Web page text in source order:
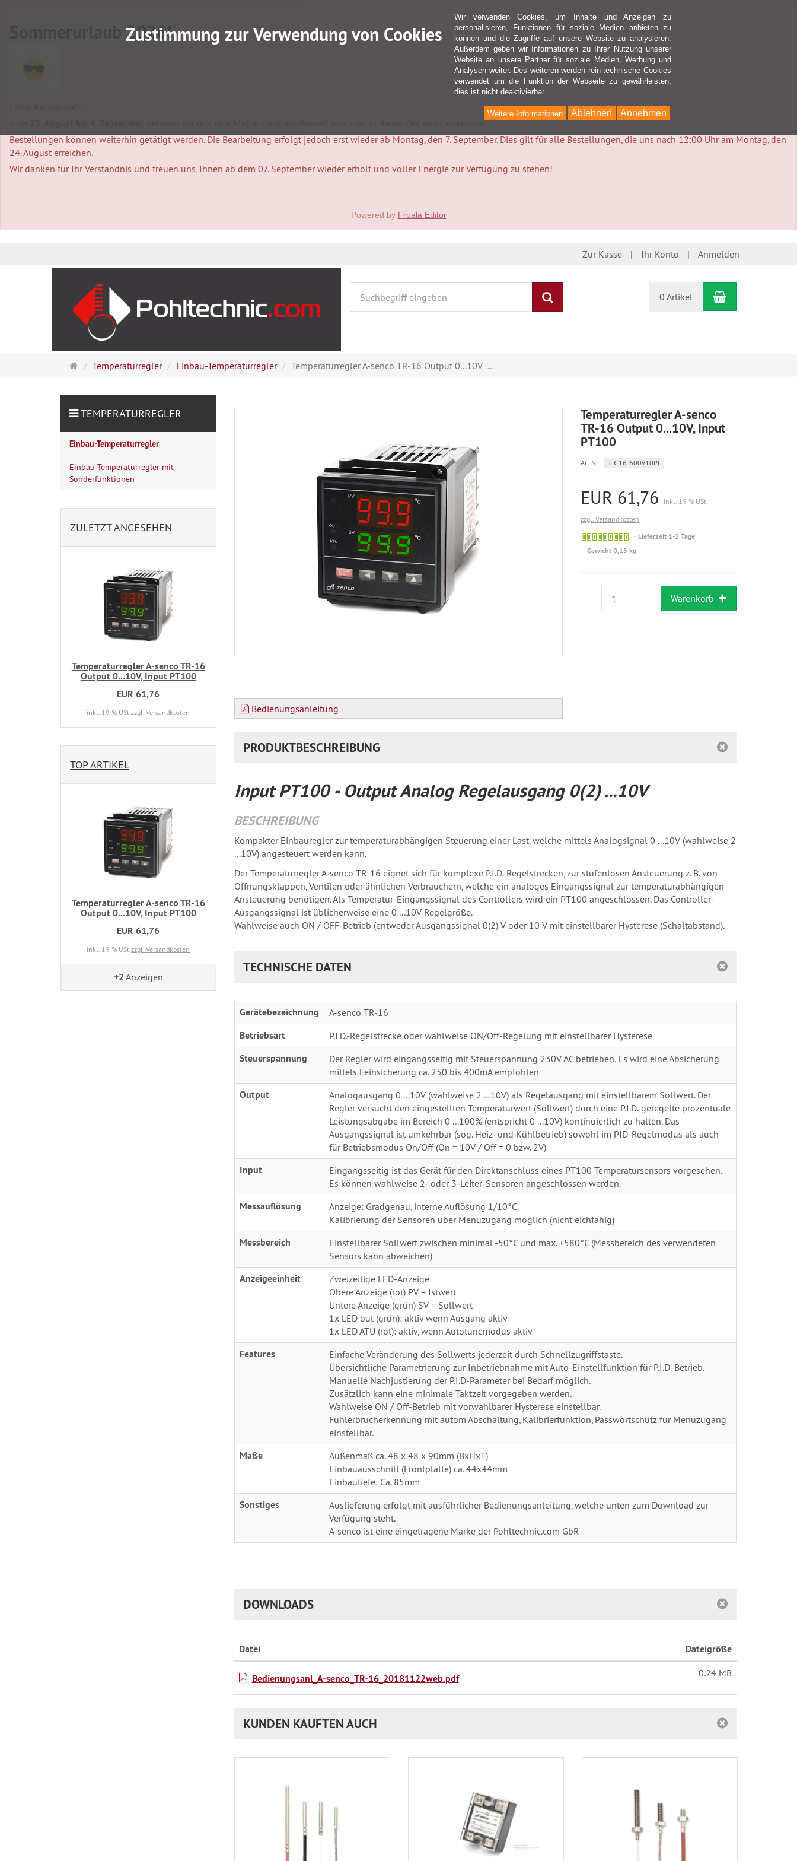
Sommerurlaub 2026!
nehmen wir uns eine kleine Familien-Auszeit und sind in dieser Zeit nicht erreichbar.
Bestellungen können weiterhin getätigt werden. Die Bearbeitung erfolgt jedoch erst wieder ab Montag, den 7. September. Dies gilt für alle Bestellungen, die uns nach 12:00 Uhr am Montag, den
24. August erreichen.
Wir danken für Ihr Verständnis und freuen uns, Ihnen ab dem 07. September wieder erholt und voller Energie zur Verfügung zu stehen!
Powered by Froala Editor
Zur Kasse Ihr Konto Anmelden
0 Artikel Warenkorb
Startseite
Temperaturregler Einbau-Temperaturregler Temperaturregler A-senco TR-16 Output 0...10V, ...
Bedienungsanleitung
Temperaturregler A-senco
TR-16 Output 0...10V, Input
PT100
Art.Nr.: TR-16-600v10Pt
EUR 61,76
inkl. 19 % USt
zzgl. Versandkosten
Sofort
versandfähig,
ausreichende
Lieferzeit 1-2 Tage
Gewicht 0,13 kg
Warenkorb
PRODUKTBESCHREIBUNG
Input PT100 - Output Analog Regelausgang 0(2) ...10V
BESCHREIBUNG
Kompakter Einbauregler zur temperaturabhängigen Steuerung einer Last, welche mittels Analogsignal 0 ...10V (wahlweise 2
...10V) angesteuert werden kann.
Der Temperaturregler A-senco TR-16 eignet sich für komplexe P.I.D.-Regelstrecken, zur stufenlosen Ansteuerung z. B. von
Öffnungsklappen, Ventilen oder ähnlichen Verbrauchern, welche ein analoges Eingangssignal zur temperaturabhängigen
Ansteuerung benötigen. Als Temperatur-Eingangssignal des Controllers wird ein PT100 angeschlossen. Das Controller-
Ausgangssignal ist üblicherweise eine 0 ...10V Regelgröße.
Wahlweise auch ON / OFF-Betrieb (entweder Ausgangssignal 0(2) V oder 10 V mit einstellbarer Hysterese (Schaltabstand).
TECHNISCHE DATEN
Gerätebezeichnung A-senco TR-16
Betriebsart P.I.D.-Regelstrecke oder wahlweise ON/Off-Regelung mit einstellbarer Hysterese
Steuerspannung
Der Regler wird eingangsseitig mit Steuerspannung 230V AC betrieben. Es wird eine Absicherung
mittels Feinsicherung ca. 250 bis 400mA empfohlen
Output
Analogausgang 0 ...10V (wahlweise 2 ...10V) als Regelausgang mit einstellbarem Sollwert. Der
Regler versucht den eingestellten Temperaturwert (Sollwert) durch eine P.I.D.-geregelte prozentuale
Leistungsabgabe im Bereich 0 ...100% (entspricht 0 ...10V) kontinuierlich zu halten. Das
Ausgangssignal ist umkehrbar (sog. Heiz- und Kühlbetrieb) sowohl im PID-Regelmodus als auch
für Betriebsmodus On/Off (On = 10V / Off = 0 bzw. 2V)
Input
Eingangsseitig ist das Gerät für den Direktanschluss eines PT100 Temperatursensors vorgesehen.
Es können wahlweise 2- oder 3-Leiter-Sensoren angeschlossen werden.
Messauflösung
Anzeige: Gradgenau, interne Auflösung 1/10°C.
Kalibrierung der Sensoren über Menüzugang möglich (nicht eichfähig)
Messbereich
Einstellbarer Sollwert zwischen minimal -50°C und max. +580°C (Messbereich des verwendeten
Sensors kann abweichen)
Anzeigeeinheit
Zweizeilige LED-Anzeige
Obere Anzeige (rot) PV = Istwert
Untere Anzeige (grün) SV = Sollwert
1x LED out (grün): aktiv wenn Ausgang aktiv
1x LED ATU (rot): aktiv, wenn Autotunemodus aktiv
Features
Einfache Veränderung des Sollwerts jederzeit durch Schnellzugriffstaste.
Übersichtliche Parametrierung zur Inbetriebnahme mit Auto-Einstellfunktion für P.I.D.-Betrieb.
Manuelle Nachjustierung der P.I.D-Parameter bei Bedarf möglich.
Zusätzlich kann eine minimale Taktzeit vorgegeben werden.
Wahlweise ON / Off-Betrieb mit vorwählbarer Hysterese einstellbar.
Fühlerbrucherkennung mit autom Abschaltung, Kalibrierfunktion, Passwortschutz für Menüzugang
einstellbar.
Maße
Außenmaß ca. 48 x 48 x 90mm (BxHxT)
Einbauausschnitt (Frontplatte) ca. 44x44mm
Einbautiefe: Ca. 85mm
Sonstiges
Auslieferung erfolgt mit ausführlicher Bedienungsanleitung, welche unten zum Download zur
Verfügung steht.
A-senco ist eine eingetragene Marke der Pohltechnic.com GbR
DOWNLOADS
Datei Dateigröße
Bedienungsanl_A-senco_TR-16_20181122web.pdf 0.24 MB
KUNDEN KAUFTEN AUCH
TEMPERATURREGLER
Einbau-Temperaturregler
Einbau-Temperaturregler mit
Sonderfunktionen
ZULETZT ANGESEHEN
Temperaturregler A-senco TR-16
Output 0...10V, Input PT100
EUR 61,76
inkl. 19 % UStzzgl. Versandkosten
TOP ARTIKEL
Temperaturregler A-senco TR-16
Output 0...10V, Input PT100
EUR 61,76
inkl. 19 % UStzzgl. Versandkosten
+2 Anzeigen
Zustimmung zur Verwendung von Cookies
Wir verwenden Cookies, um Inhalte und Anzeigen zu
personalisieren, Funktionen für soziale Medien anbieten zu
können und die Zugriffe auf unsere Website zu analysieren.
Außerdem geben wir Informationen zu Ihrer Nutzung unserer
Website an unsere Partner für soziale Medien, Werbung und
Analysen weiter. Des weiteren werden rein technische Cookies
verwendet um die Funktion der Webseite zu gewährleisten,
dies ist nicht deaktivierbar.
Annehmen
Ablehnen
Weitere Informationen